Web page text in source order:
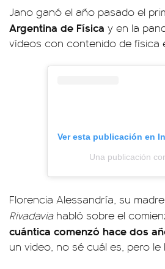
Jano ganó el año pasado el
Argentina de Física y en la
vídeos con contenido de física
Ver esta publicación en
Una publicación
Florencia Alessandría, su
Rivadaviahabló sobre el
cuántica comenzó hace dos
un video, no sé cuál es, pero